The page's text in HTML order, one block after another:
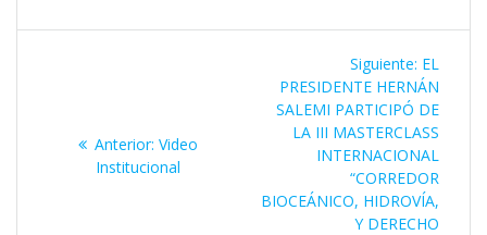
entradas
Anterior: Entrada
anterior:
Video
Institucional
Siguiente: Siguiente
entrada:
EL
PRESIDENTE HERNÁN
SALEMI PARTICIPÓ DE
LA III MASTERCLASS
INTERNACIONAL
“CORREDOR
BIOCEÁNICO, HIDROVÍA,
Y DERECHO